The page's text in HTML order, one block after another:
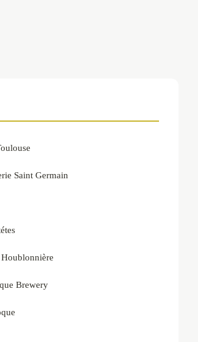
Saint Germain
Brewery